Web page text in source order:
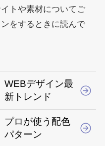
トや素材についてご
をするときに読んで
WEBデザイン最
新トレンド
プロが使う配色
パターン